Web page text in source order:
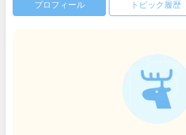
プロフィール トピック履歴